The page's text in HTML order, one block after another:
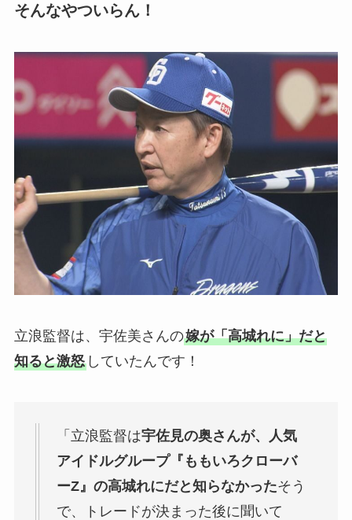
そんなやついらん！
立浪監督は、宇佐美さんの嫁が「高城れに」だと
知ると激怒していたんです！
「立浪監督は宇佐見の奥さんが、人気
アイドルグループ『ももいろクローバ
ーZ』の高城れにだと知らなかったそう
で、トレードが決まった後に聞いて